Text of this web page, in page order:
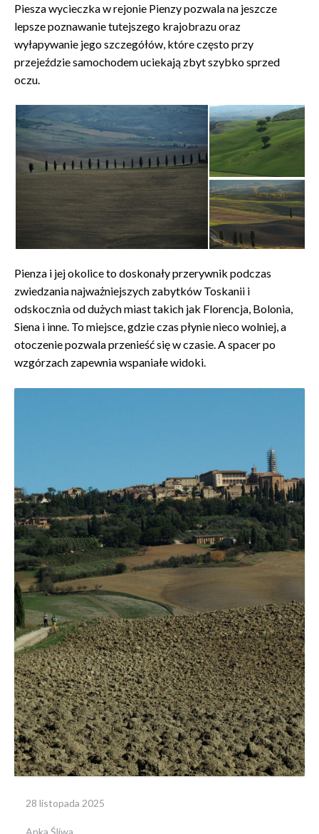
Piesza wycieczka w rejonie Pienzy pozwala na jeszcze
lepsze poznawanie tutejszego krajobrazu oraz
wyłapywanie jego szczegółów, które często przy
przejeździe samochodem uciekają zbyt szybko sprzed
oczu.
Pienza i jej okolice to doskonały przerywnik podczas
zwiedzania najważniejszych zabytków Toskanii i
odskocznia od dużych miast takich jak Florencja, Bolonia,
Siena i inne. To miejsce, gdzie czas płynie nieco wolniej, a
otoczenie pozwala przenieść się w czasie. A spacer po
wzgórzach zapewnia wspaniałe widoki.
28 listopada 2025
Anka Śliwa